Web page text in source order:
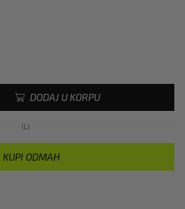
DODAJ U KORPU
ILI
KUPI ODMAH